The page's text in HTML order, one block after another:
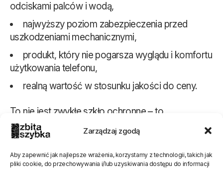
Zarządzaj zgodą
Aby zapewnić jak najlepsze wrażenia, korzystamy z technologii, takich jak
pliki cookie, do przechowywania i/lub uzyskiwania dostępu do informacji
odciskami palców i wodą,
najwyższy poziom zabezpieczenia przed
uszkodzeniami mechanicznymi,
produkt, który nie pogarsza wyglądu i komfortu
użytkowania telefonu,
realną wartość w stosunku jakości do ceny.
To nie jest zwykłe szkło ochronne – to
przemyślane, dopracowane rozwiązanie, które
pozwoli Ci korzystać z iPhona w pełni jego
możliwości, bez kompromisów i bez irytujących
niedoskonałości typowych dla tanich produktów.